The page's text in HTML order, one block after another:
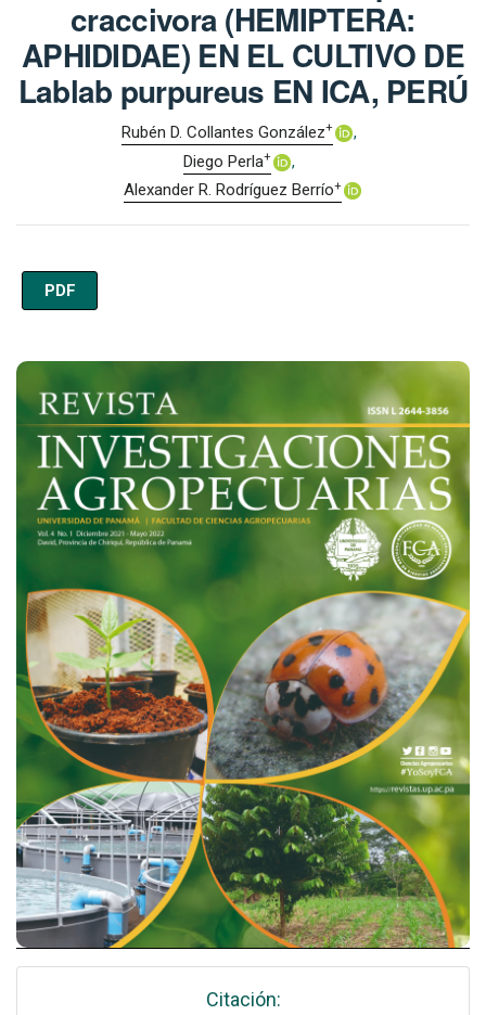
craccivora (HEMIPTERA:
APHIDIDAE) EN EL CULTIVO DE
Lablab purpureus EN ICA, PERÚ
Rubén D. Collantes González+
Diego Perla+
Alexander R. Rodríguez Berrío+
PDF
Imagen de portada
Citación: